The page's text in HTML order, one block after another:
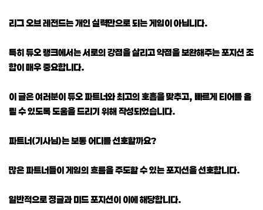
리그 오브 레전드는 개인 실력만으로 되는 게임이 아닙니다.
특히 듀오 랭크에서는 서로의 강점을 살리고 약점을 보완해주는 포지션 조
합이 매우 중요합니다.
이 글은 여러분이 듀오 파트너와 최고의 호흡을 맞추고, 빠르게 티어를 올
릴 수 있도록 도움을 드리기 위해 작성되었습니다.
파트너(기사님)는 보통 어디를 선호할까요?
많은 파트너들이 게임의 흐름을 주도할 수 있는 포지션을 선호합니다.
일반적으로 정글과 미드 포지션이 이에 해당합니다.